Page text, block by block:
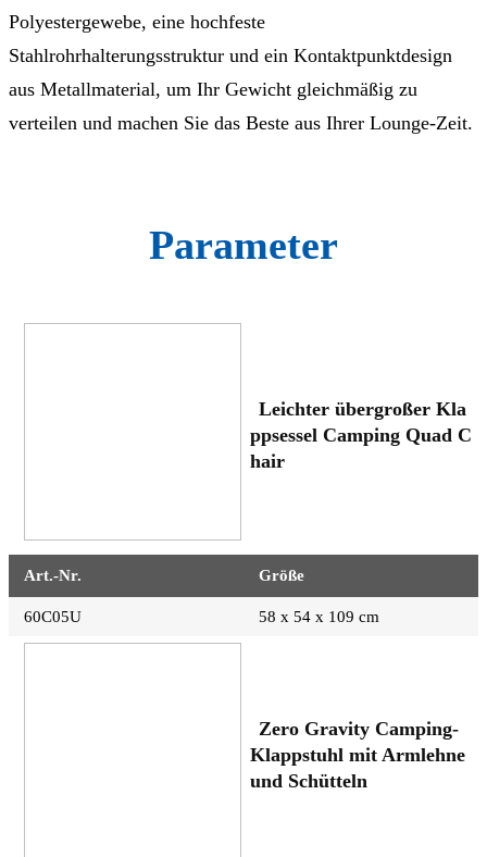
Polyestergewebe, eine hochfeste
Stahlrohrhalterungsstruktur und ein Kontaktpunktdesign
aus Metallmaterial, um Ihr Gewicht gleichmäßig zu
verteilen und machen Sie das Beste aus Ihrer Lounge-Zeit.
Parameter
Leichter übergroßer Kla
ppsessel Camping Quad C
hair
Art.-Nr. Größe
60C05U 58 x 54 x 109 cm
Zero Gravity Camping-
Klappstuhl mit Armlehne
und Schütteln